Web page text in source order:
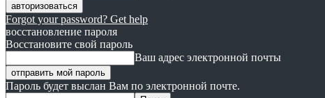
Forgot your password? Get help
восстановление пароля
Восстановите свой пароль
Ваш адрес электронной почты
Пароль будет выслан Вам по электронной почте.